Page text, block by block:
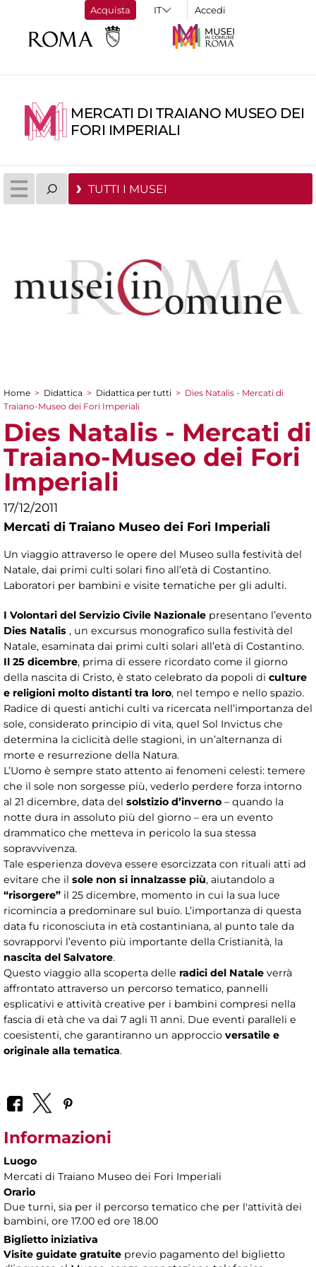
Acquista Accedi
MERCATI DI TRAIANO MUSEO DEI
FORI IMPERIALI
TUTTI I MUSEI
Tu sei qui
Home > Didattica > Didattica per tutti > Dies Natalis - Mercati di
Traiano-Museo dei Fori Imperiali
Dies Natalis - Mercati di
Traiano-Museo dei Fori
Imperiali
17/12/2011
Mercati di Traiano Museo dei Fori Imperiali
Un viaggio attraverso le opere del Museo sulla festività del
Natale, dai primi culti solari fino all’età di Costantino.
Laboratori per bambini e visite tematiche per gli adulti.
I Volontari del Servizio Civile Nazionale presentano l’evento
Dies Natalis , un excursus monografico sulla festività del
Natale, esaminata dai primi culti solari all’età di Costantino.
Il 25 dicembre, prima di essere ricordato come il giorno
della nascita di Cristo, è stato celebrato da popoli di culture
e religioni molto distanti tra loro, nel tempo e nello spazio.
Radice di questi antichi culti va ricercata nell’importanza del
sole, considerato principio di vita, quel Sol Invictus che
determina la ciclicità delle stagioni, in un’alternanza di
morte e resurrezione della Natura.
L’Uomo è sempre stato attento ai fenomeni celesti: temere
che il sole non sorgesse più, vederlo perdere forza intorno
al 21 dicembre, data del solstizio d’inverno – quando la
notte dura in assoluto più del giorno – era un evento
drammatico che metteva in pericolo la sua stessa
sopravvivenza.
Tale esperienza doveva essere esorcizzata con rituali atti ad
evitare che il sole non si innalzasse più, aiutandolo a
“risorgere” il 25 dicembre, momento in cui la sua luce
ricomincia a predominare sul buio. L’importanza di questa
data fu riconosciuta in età costantiniana, al punto tale da
sovrapporvi l’evento più importante della Cristianità, la
nascita del Salvatore.
Questo viaggio alla scoperta delle radici del Natale verrà
affrontato attraverso un percorso tematico, pannelli
esplicativi e attività creative per i bambini compresi nella
fascia di età che va dai 7 agli 11 anni. Due eventi paralleli e
coesistenti, che garantiranno un approccio versatile e
originale alla tematica.
Informazioni
Luogo
Mercati di Traiano Museo dei Fori Imperiali
Orario
Due turni, sia per il percorso tematico che per l'attività dei
bambini, ore 17.00 ed ore 18.00
Biglietto iniziativa
Visite guidate gratuite previo pagamento del biglietto